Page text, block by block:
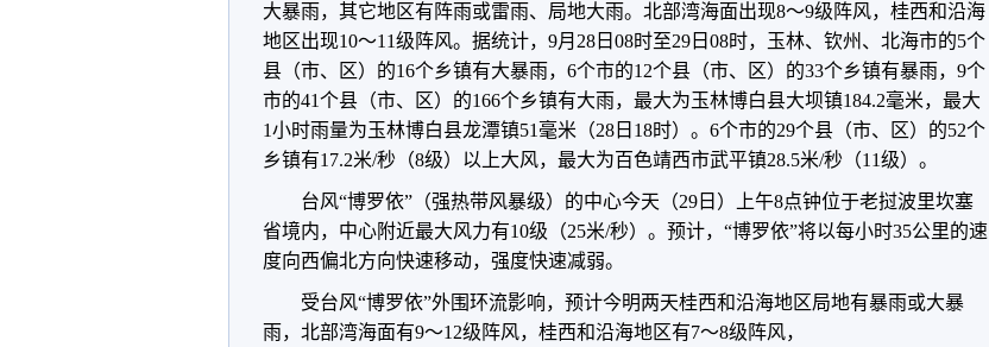
大暴雨，其它地区有阵雨或雷雨、局地大雨。北部湾海面出现8～9级阵风，桂西和沿海
地区出现10～11级阵风。据统计，9月28日08时至29日08时，玉林、钦州、北海市的5个
县（市、区）的16个乡镇有大暴雨，6个市的12个县（市、区）的33个乡镇有暴雨，9个
市的41个县（市、区）的166个乡镇有大雨，最大为玉林博白县大坝镇184.2毫米，最大
1小时雨量为玉林博白县龙潭镇51毫米（28日18时）。6个市的29个县（市、区）的52个
乡镇有17.2米/秒（8级）以上大风，最大为百色靖西市武平镇28.5米/秒（11级）。
台风“博罗依”（强热带风暴级）的中心今天（29日）上午8点钟位于老挝波里坎塞
省境内，中心附近最大风力有10级（25米/秒）。预计，“博罗依”将以每小时35公里的速
度向西偏北方向快速移动，强度快速减弱。
受台风“博罗依”外围环流影响，预计今明两天桂西和沿海地区局地有暴雨或大暴
雨，北部湾海面有9～12级阵风，桂西和沿海地区有7～8级阵风，